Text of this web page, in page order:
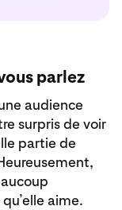
parlez
audience
surpris de voir
partie de
aime.